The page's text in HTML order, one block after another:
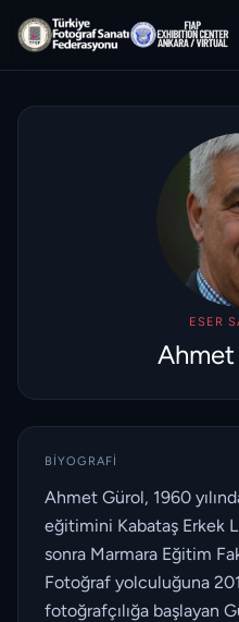
ESER
Ahmet
BIYOGRAFI
Ahmet Gürol, 1960
eğitimini Kabataş Erkek
sonra Marmara Eğitim
Fotoğraf yolculuğuna
fotoğrafçılığa başlayan